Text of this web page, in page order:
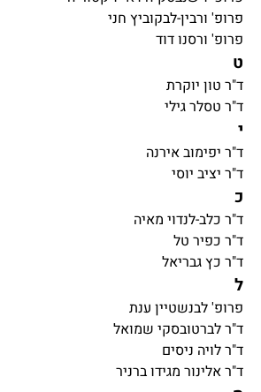
פרופ' ורבין-לבקוביץ חני
פרופ' ורסנו דוד
ט
ד"ר טון יוקרת
ד"ר טסלר גילי
י
ד"ר יפימוב אירנה
ד"ר יציב יוסי
כ
ד"ר כלב-לנדוי מאיה
ד"ר כפיר טל
ד"ר כץ גבריאל
ל
פרופ' לבנשטיין ענת
ד"ר לברטובסקי שמואל
ד"ר לויה ניסים
ד"ר אלינור מגידו ברניר